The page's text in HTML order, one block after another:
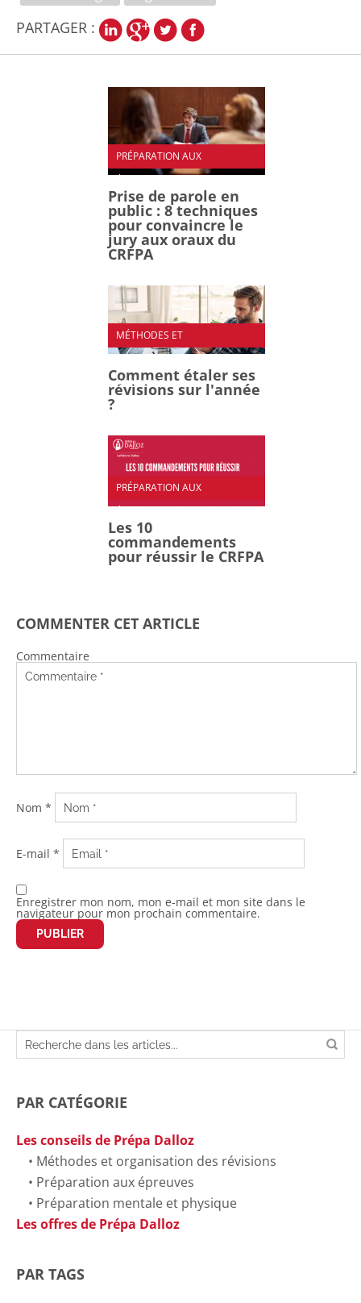
PARTAGER :
PRÉPARATION AUX
Prise de parole en
public : 8 techniques
pour convaincre le
jury aux oraux du
CRFPA
MÉTHODES ET
RÉVISIONS
Comment étaler ses
révisions sur l'année
?
PRÉPARATION AUX
Les 10
commandements
pour réussir le CRFPA
COMMENTER CET ARTICLE
Commentaire
Nom *
E-mail *
Enregistrer mon nom, mon e-mail et mon site dans le
navigateur pour mon prochain commentaire.
PAR CATÉGORIE
Les conseils de Prépa Dalloz
Méthodes et organisation des révisions
Préparation aux épreuves
Préparation mentale et physique
Les offres de Prépa Dalloz
PAR TAGS